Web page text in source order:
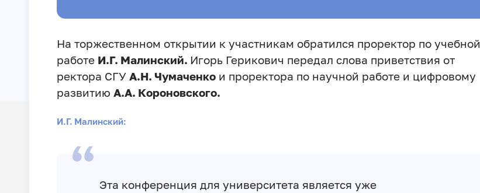
На торжественном открытии к участникам обратился проректор по учебной
работе И.Г. Малинский. Игорь Герикович передал слова приветствия от
ректора СГУ А.Н. Чумаченкои проректора по научной работе и цифровому
развитию А.А. Короновского.
И.Г. Малинский:
Эта конференция для университета является уже